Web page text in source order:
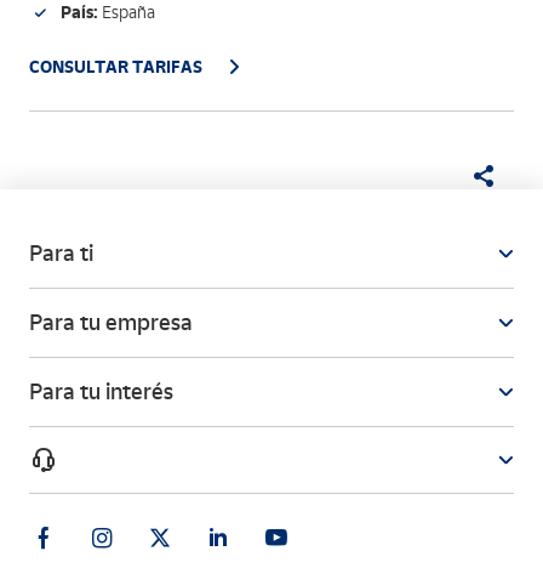
País: España
CONSULTAR TARIFAS
Para ti
Para tu empresa
Para tu interés